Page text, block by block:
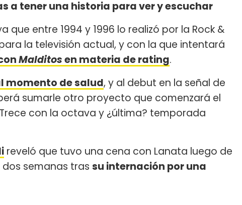
a tener una historia para ver y escuchar
que entre 1994 y 1996 lo realizó por la Rock &
la televisión actual, y con la que intentará
Malditosen materia de rating.
momento de salud, y al debut en la señal de
sumarle otro proyecto que comenzará el
con la octava y ¿última? temporada
reveló que tuvo una cena con Lanata luego de
semanas tras su internación por una